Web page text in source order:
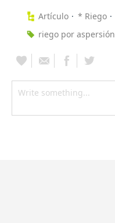
Artículo * Riego
riego por aspersión